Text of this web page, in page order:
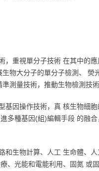
，重視單分子技術 在其中的
物大分子的單分子檢測、
測量技術，推動生物檢測技
基因操作技術，真 核生物細
多種基因(組)編輯手段 的融
和生物計算、人工 生命體、
、光能和電能利用、固氮 或